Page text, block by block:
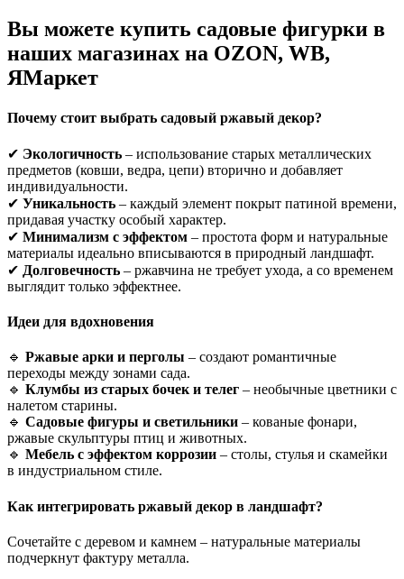
Вы можете купить садовые фигурки в
наших магазинах на OZON, WB,
ЯМаркет
Почему стоит выбрать садовый ржавый декор?
✔ Экологичность – использование старых металлических
предметов (ковши, ведра, цепи) вторично и добавляет
индивидуальности.
✔ Уникальность – каждый элемент покрыт патиной времени,
придавая участку особый характер.
✔ Минимализм с эффектом – простота форм и натуральные
материалы идеально вписываются в природный ландшафт.
✔ Долговечность – ржавчина не требует ухода, а со временем
выглядит только эффектнее.
Идеи для вдохновения
🔹 Ржавые арки и перголы – создают романтичные
переходы между зонами сада.
🔹 Клумбы из старых бочек и телег – необычные цветники с
налетом старины.
🔹 Садовые фигуры и светильники – кованые фонари,
ржавые скульптуры птиц и животных.
🔹 Мебель с эффектом коррозии – столы, стулья и скамейки
в индустриальном стиле.
Как интегрировать ржавый декор в ландшафт?
Сочетайте с деревом и камнем – натуральные материалы
подчеркнут фактуру металла.